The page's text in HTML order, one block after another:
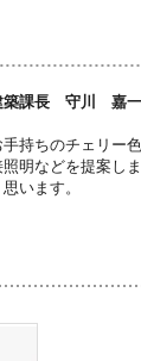
築課長 守川 嘉
持ちのチェリー
明などを提案し
います。